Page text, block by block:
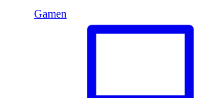
Gamen